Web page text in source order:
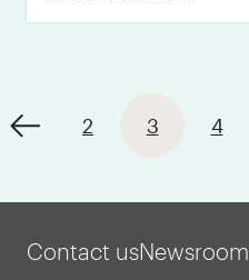
2 3 4
Contact usNewsroom